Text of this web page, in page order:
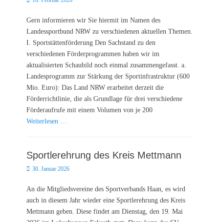
Gern informieren wir Sie hiermit im Namen des
Landessportbund NRW zu verschiedenen aktuellen Themen.
I. Sportstättenförderung Den Sachstand zu den
verschiedenen Förderprogrammen haben wir im
aktualisierten Schaubild noch einmal zusammengefasst. a.
Landesprogramm zur Stärkung der Sportinfrastruktur (600
Mio. Euro): Das Land NRW erarbeitet derzeit die
Förderrichtlinie, die als Grundlage für drei verschiedene
Förderaufrufe mit einem Volumen von je 200
Weiterlesen …
Sportlerehrung des Kreis Mettmann
Posted
30. Januar 2026
An die Mitgliedsvereine des Sportverbands Haan, es wird
auch in diesem Jahr wieder eine Sportlerehrung des Kreis
Mettmann geben. Diese findet am Dienstag, den 19. Mai